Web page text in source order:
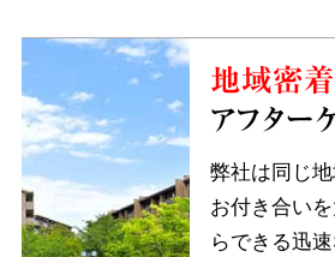
地域密
アフター
弊社は同じ
お付き合い
らできる迅